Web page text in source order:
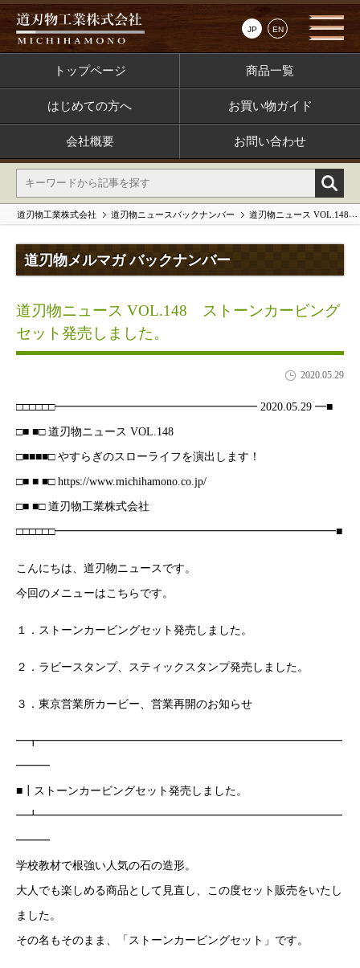
JP EN
トップページ 商品一覧
はじめての方へ お買い物ガイド
会社概要 お問い合わせ
道刃物工業株式会社 道刃物ニュースバックナンバー 道刃物ニュース VOL.148 ストーンカービングセット発売しました。
道刃物メルマガ バックナンバー
道刃物ニュース VOL.148 ストーンカービング
セット発売しました。
2020.05.29
□□□□□□━━━━━━━━━━━━━━━━━━ 2020.05.29 ━■
□■ ■□ 道刃物ニュース VOL.148
□■■■■□ やすらぎのスローライフを演出します！
□■ ■ ■□ https://www.michihamono.co.jp/
□■ ■□ 道刃物工業株式会社
□□□□□□━━━━━━━━━━━━━━━━━━━━━━━━━■
こんにちは、道刃物ニュースです。
今回のメニューはこちらです。
１．ストーンカービングセット発売しました。
２．ラビースタンプ、スティックスタンプ発売しました。
３．東京営業所カービー、営業再開のお知らせ
━┳━━━━━━━━━━━━━━━━━━━━━━━━━━━
━━━
■┃ストーンカービングセット発売しました。
━┻━━━━━━━━━━━━━━━━━━━━━━━━━━━
━━━
学校教材で根強い人気の石の造形。
大人でも楽しめる商品として見直し、この度セット販売をいたし
ました。
その名もそのまま、「ストーンカービングセット」です。